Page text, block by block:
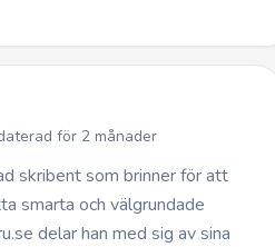
för 2 månader
skribent som brinner för att
smarta och välgrundade
delar han med sig av sina